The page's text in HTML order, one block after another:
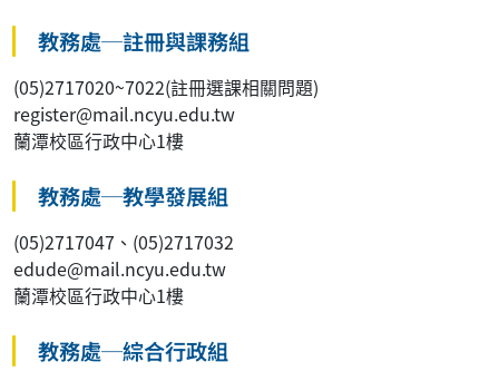
教務處─註冊與課務組
(05)2717020~7022(註冊選課相關問題)
register@mail.ncyu.edu.tw
蘭潭校區行政中心1樓
教務處─教學發展組
(05)2717047、(05)2717032
edude@mail.ncyu.edu.tw
蘭潭校區行政中心1樓
教務處─綜合行政組